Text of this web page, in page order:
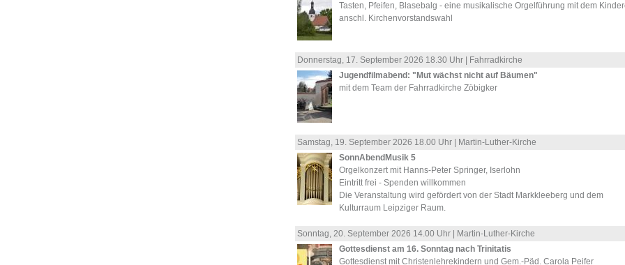
Tasten, Pfeifen, Blasebalg - eine musikalische Orgelführung mit dem
anschl. Kirchenvorstandswahl
Donnerstag, 17. September2026 18.30 Uhr |
Fahrradkirche
Jugendfilmabend: "Mut wächst nicht auf Bäumen"
mit dem Team der Fahrradkirche Zöbigker
Samstag, 19. September2026 18.00 Uhr |
Martin-Luther-Kirche
SonnAbendMusik 5
Orgelkonzert mit Hanns-Peter Springer, Iserlohn
Eintritt frei - Spenden willkommen
Die Veranstaltung wird gefördert von der Stadt Markkleeberg und dem
Kulturraum Leipziger Raum.
Sonntag, 20. September2026 14.00 Uhr |
Martin-Luther-Kirche
Gottesdienst am 16. Sonntag nach Trinitatis
Gottesdienst mit Christenlehrekindern und Gem.-Päd. Carola Peifer